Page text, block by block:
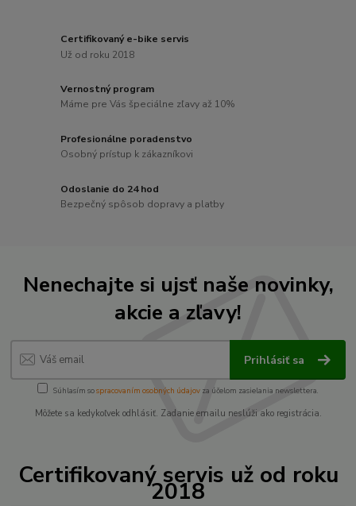
Certifikovaný e-bike servis
Už od roku 2018
Vernostný program
Máme pre Vás špeciálne zľavy až 10%
Profesionálne poradenstvo
Osobný prístup k zákazníkovi
Odoslanie do 24 hod
Bezpečný spôsob dopravy a platby
Nenechajte si ujsť naše novinky,
akcie a zľavy!
Prihlásiť sa
Súhlasím sospracovaním osobných údajov za účelom zasielania newslettera.
Môžete sa kedykoľvek odhlásiť. Zadanie emailu neslúži ako registrácia.
Certifikovaný servis už od roku
2018